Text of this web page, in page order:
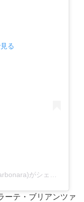
る
Hostaria La Carbonara(@hostaria_lacarbonara)がシェアした投稿
ーテ・ブリアンツァ